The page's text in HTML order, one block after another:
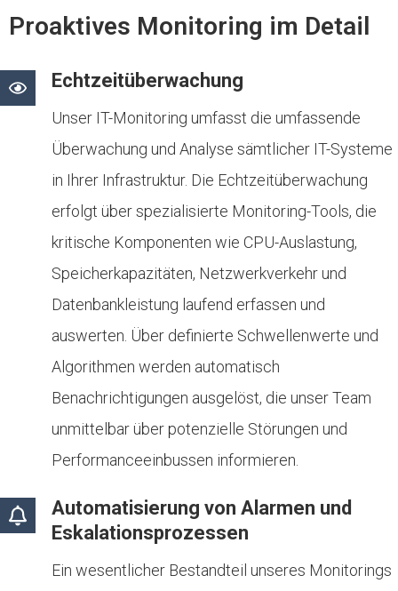
Proaktives Monitoring im Detail
Echtzeitüberwachung
Unser IT-Monitoring umfasst die umfassende
Überwachung und Analyse sämtlicher IT-Systeme
in Ihrer Infrastruktur. Die Echtzeitüberwachung
erfolgt über spezialisierte Monitoring-Tools, die
kritische Komponenten wie CPU-Auslastung,
Speicherkapazitäten, Netzwerkverkehr und
Datenbankleistung laufend erfassen und
auswerten. Über definierte Schwellenwerte und
Algorithmen werden automatisch
Benachrichtigungen ausgelöst, die unser Team
unmittelbar über potenzielle Störungen und
Performanceeinbussen informieren.
Automatisierung von Alarmen und
Eskalationsprozessen
Ein wesentlicher Bestandteil unseres Monitorings